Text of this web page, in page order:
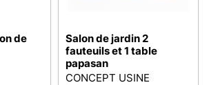
de
Salon de jardin 2
fauteuils et 1 table
papasan
CONCEPT USINE